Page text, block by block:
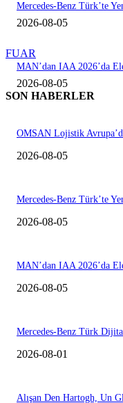
Mercedes-Benz Türk’te
2026-08-05
FUAR
MAN’dan IAA 2026’da
2026-08-05
SON HABERLER
OMSAN Lojistik
2026-08-05
Mercedes-Benz Türk’te
2026-08-05
MAN’dan IAA 2026’da
2026-08-05
Mercedes-Benz Türk
2026-08-01
Alışan Den Hartogh, Un